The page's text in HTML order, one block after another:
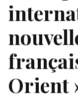
Orient